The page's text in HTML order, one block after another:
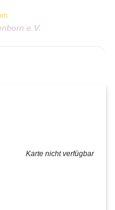
e.V.
Karte nicht verfügbar